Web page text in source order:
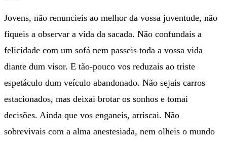
Jovens, não renuncieis ao melhor da vossa juventude, não
fiqueis a observar a vida da sacada. Não confundais a
felicidade com um sofá nem passeis toda a vossa vida
diante dum visor. E tão-pouco vos reduzais ao triste
espetáculo dum veículo abandonado. Não sejais carros
estacionados, mas deixai brotar os sonhos e tomai
decisões. Ainda que vos enganeis, arriscai. Não
sobrevivais com a alma anestesiada, nem olheis o mundo